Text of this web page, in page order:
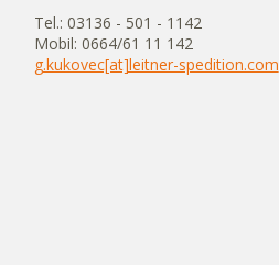
Tel.: 03136 - 501 - 1142
Mobil: 0664/61 11 142
g.kukovec[at]leitner-spedition.com